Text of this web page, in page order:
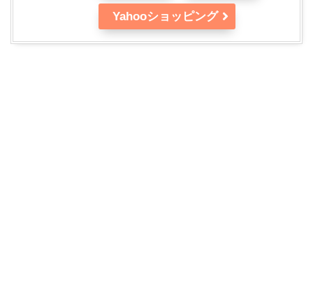
Yahooショッピング